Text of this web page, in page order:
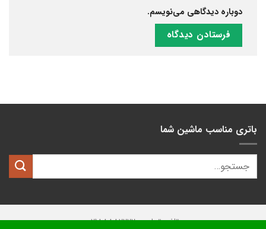
دوباره دیدگاهی می‌نویسم.
باتری مناسب ماشین شما
تلفن تماس: 02188882222